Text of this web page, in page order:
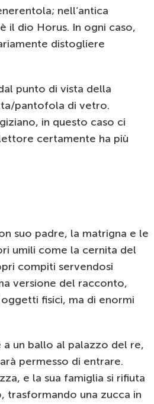
nell’antica
il dio Horus. In ogni caso,
distogliere
punto di vista della
pantofola di vetro.
in questo caso ci
certamente ha più
suo padre, la matrigna e le
umili come la cernita del
compiti servendosi
versione del racconto,
fisici, ma di enormi
un ballo al palazzo del re,
permesso di entrare.
e la sua famiglia si rifiuta
trasformando una zucca in